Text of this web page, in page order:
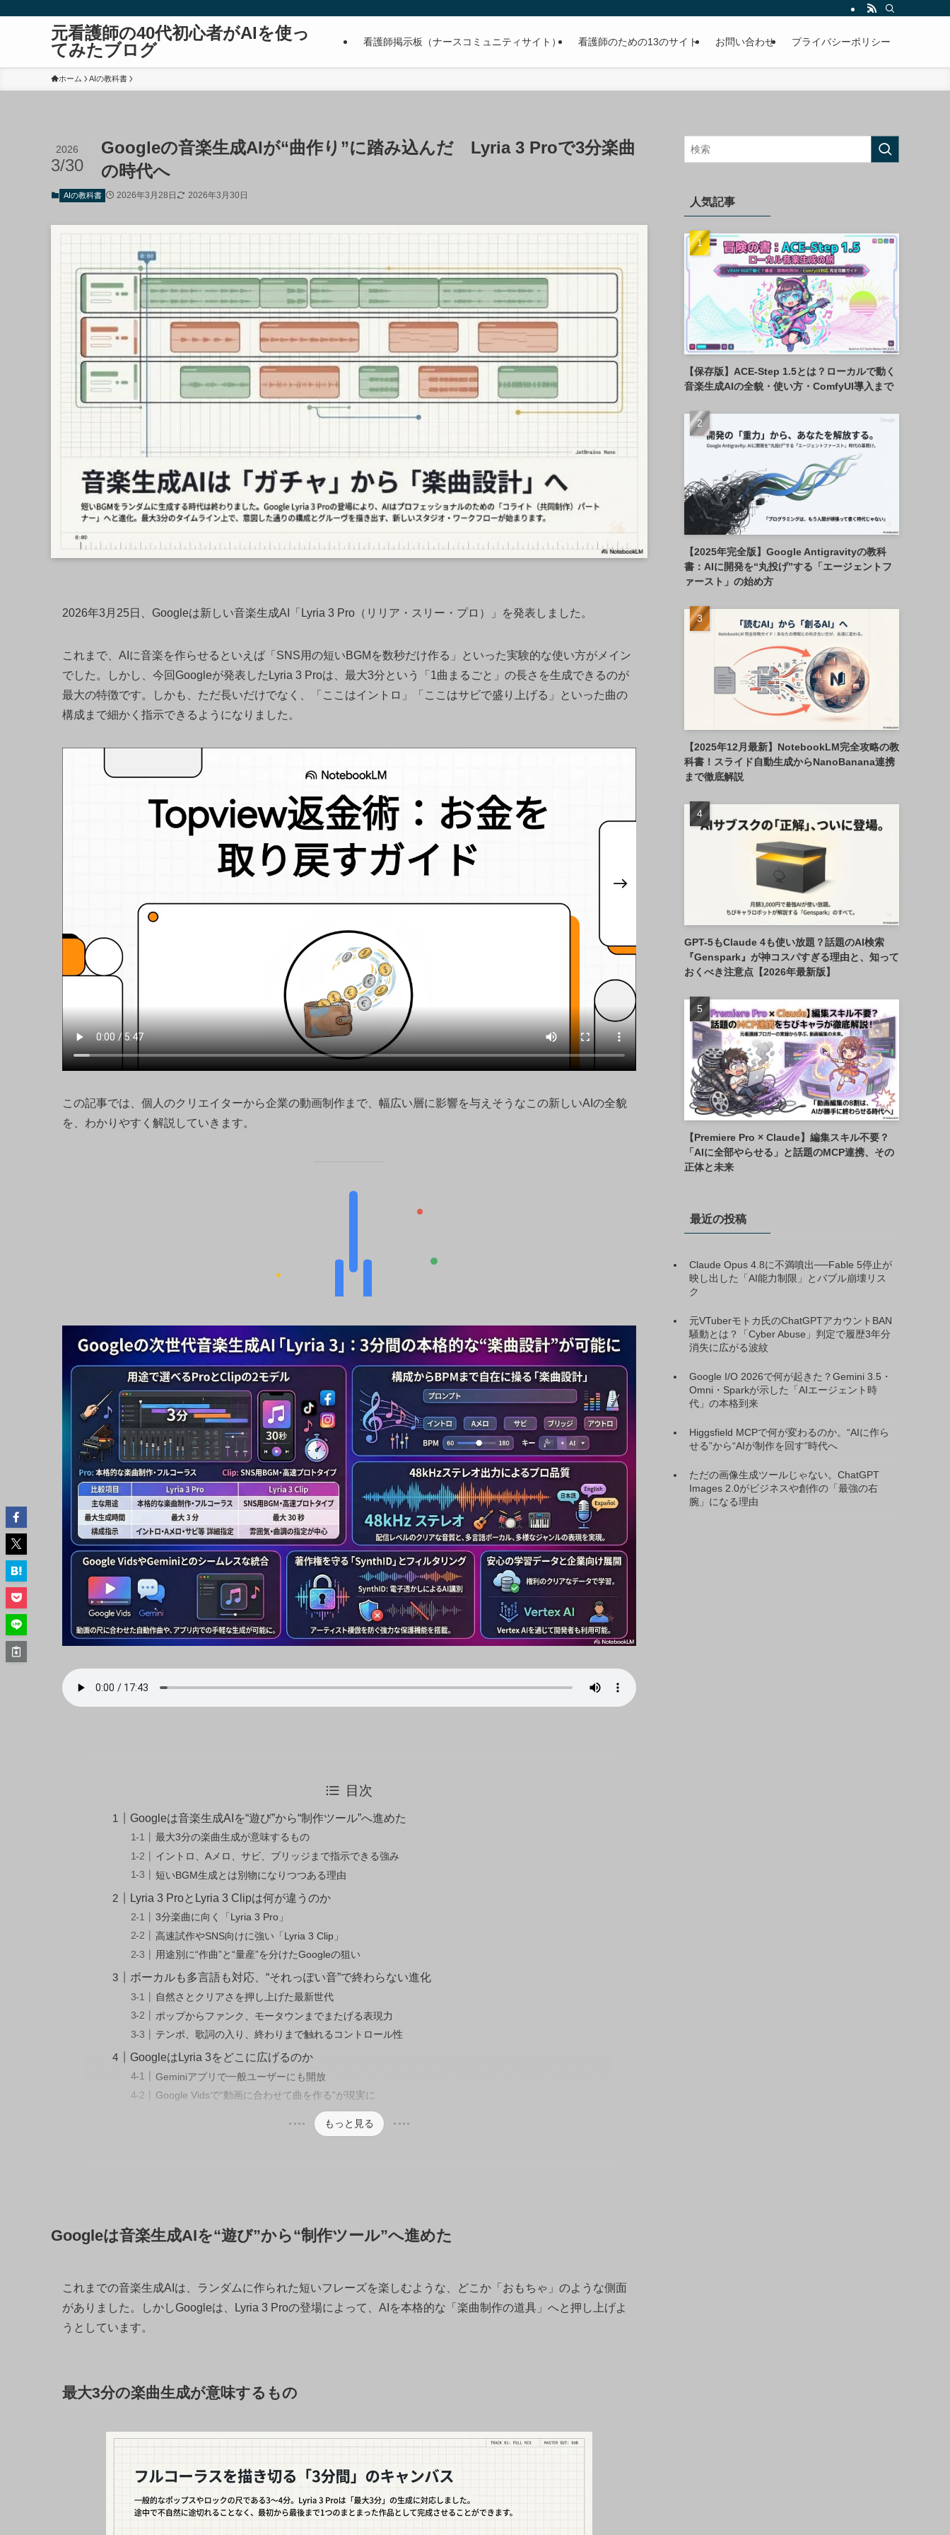
元看護師の40代初心者がAIを使っ
てみたブログ
看護師掲示板（ナースコミュニティサイト） 看護師のための13のサイト お問い合わせ プライバシーポリシー
ホーム AIの教科書
Googleの音楽生成AIが“曲作り”に踏み込んだ Lyria 3 Proで3分楽曲
の時代へ
2026
3/30
AIの教科書 2026年3月28日 2026年3月30日
2026年3月25日、Googleは新しい音楽生成AI「Lyria 3 Pro（リリア・スリー・プロ）」を発表しました。
これまで、AIに音楽を作らせるといえば「SNS用の短いBGMを数秒だけ作る」といった実験的な使い方がメイン
でした。しかし、今回Googleが発表したLyria 3 Proは、最大3分という「1曲まるごと」の長さを生成できるのが
最大の特徴です。しかも、ただ長いだけでなく、「ここはイントロ」「ここはサビで盛り上げる」といった曲の
構成まで細かく指示できるようになりました。
この記事では、個人のクリエイターから企業の動画制作まで、幅広い層に影響を与えそうなこの新しいAIの全貌
を、わかりやすく解説していきます。
目次
Googleは音楽生成AIを“遊び”から“制作ツール”へ進めた
最大3分の楽曲生成が意味するもの
イントロ、Aメロ、サビ、ブリッジまで指示できる強み
短いBGM生成とは別物になりつつある理由
Lyria 3 ProとLyria 3 Clipは何が違うのか
3分楽曲に向く「Lyria 3 Pro」
高速試作やSNS向けに強い「Lyria 3 Clip」
用途別に“作曲”と“量産”を分けたGoogleの狙い
ボーカルも多言語も対応、“それっぽい音”で終わらない進化
自然さとクリアさを押し上げた最新世代
ポップからファンク、モータウンまでまたげる表現力
テンポ、歌詞の入り、終わりまで触れるコントロール性
GoogleはLyria 3をどこに広げるのか
Geminiアプリで一般ユーザーにも開放
Google Vidsで“動画に合わせて曲を作る”が現実に
もっと見る
Googleは音楽生成AIを“遊び”から“制作ツール”へ進めた
これまでの音楽生成AIは、ランダムに作られた短いフレーズを楽しむような、どこか「おもちゃ」のような側面
がありました。しかしGoogleは、Lyria 3 Proの登場によって、AIを本格的な「楽曲制作の道具」へと押し上げよ
うとしています。
最大3分の楽曲生成が意味するもの
人気記事
【保存版】ACE-Step 1.5とは？ローカルで動く
音楽生成AIの全貌・使い方・ComfyUI導入まで
【2025年完全版】Google Antigravityの教科
書：AIに開発を“丸投げ”する「エージェントフ
ァースト」の始め方
【2025年12月最新】NotebookLM完全攻略の教
科書！スライド自動生成からNanoBanana連携
まで徹底解説
GPT-5もClaude 4も使い放題？話題のAI検索
『Genspark』が神コスパすぎる理由と、知って
おくべき注意点【2026年最新版】
【Premiere Pro × Claude】編集スキル不要？
「AIに全部やらせる」と話題のMCP連携、その
正体と未来
最近の投稿
Claude Opus 4.8に不満噴出──Fable 5停止が
映し出した「AI能力制限」とバブル崩壊リス
ク
元VTuberモトカ氏のChatGPTアカウントBAN
騒動とは？「Cyber Abuse」判定で履歴3年分
消失に広がる波紋
Google I/O 2026で何が起きた？Gemini 3.5・
Omni・Sparkが示した「AIエージェント時
代」の本格到来
Higgsfield MCPで何が変わるのか。“AIに作ら
せる”から“AIが制作を回す”時代へ
ただの画像生成ツールじゃない。ChatGPT
Images 2.0がビジネスや創作の「最強の右
腕」になる理由